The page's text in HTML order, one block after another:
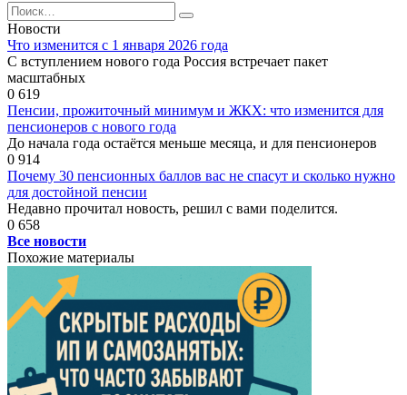
Search
for:
Новости
Что изменится с 1 января 2026 года
С вступлением нового года Россия встречает пакет
масштабных
0 619
Пенсии, прожиточный минимум и ЖКХ: что изменится для
пенсионеров с нового года
До начала года остаётся меньше месяца, и для пенсионеров
0 914
Почему 30 пенсионных баллов вас не спасут и сколько нужно
для достойной пенсии
Недавно прочитал новость, решил с вами поделится.
0 658
Все новости
Похожие материалы